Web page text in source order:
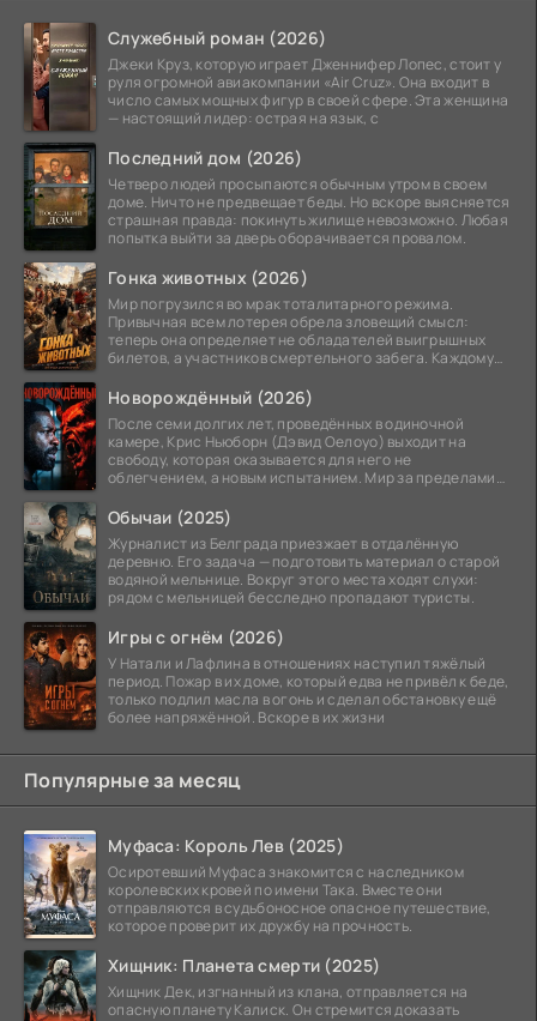
Служебный роман (2026)
Джеки Круз, которую играет Дженнифер Лопес, стоит у
руля огромной авиакомпании «Air Cruz». Она входит в
число самых мощных фигур в своей сфере. Эта женщина
— настоящий лидер: острая на язык, с
Последний дом (2026)
Четверо людей просыпаются обычным утром в своем
доме. Ничто не предвещает беды. Но вскоре выясняется
страшная правда: покинуть жилище невозможно. Любая
попытка выйти за дверь оборачивается провалом.
Гонка животных (2026)
Мир погрузился во мрак тоталитарного режима.
Привычная всем лотерея обрела зловещий смысл:
теперь она определяет не обладателей выигрышных
билетов, а участников смертельного забега. Каждому
Новорождённый (2026)
После семи долгих лет, проведённых в одиночной
камере, Крис Ньюборн (Дэвид Оелоуо) выходит на
свободу, которая оказывается для него не
облегчением, а новым испытанием. Мир за пределами
Обычаи (2025)
Журналист из Белграда приезжает в отдалённую
деревню. Его задача — подготовить материал о старой
водяной мельнице. Вокруг этого места ходят слухи:
рядом с мельницей бесследно пропадают туристы.
Игры с огнём (2026)
У Натали и Лафлина в отношениях наступил тяжёлый
период. Пожар в их доме, который едва не привёл к беде,
только подлил масла в огонь и сделал обстановку ещё
более напряжённой. Вскоре в их жизни
Популярные за месяц
Муфаса: Король Лев (2025)
Осиротевший Муфаса знакомится с наследником
королевских кровей по имени Така. Вместе они
отправляются в судьбоносное опасное путешествие,
которое проверит их дружбу на прочность.
Хищник: Планета смерти (2025)
Хищник Дек, изгнанный из клана, отправляется на
опасную планету Калиск. Он стремится доказать